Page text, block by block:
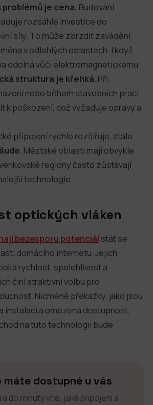
problémů je cena. Budování
rozsáhlé investice do
síly. To může zbrzdit zavádění
v odlehlých oblastech. I když
odolná vůči elektromagnetickému
struktura je křehká . Při
nebo během stavebních prací
k poškození, což vyžaduje opravy a
připojení rychle rozšiřuje, stále
. Městské oblasti mají obvykle
regiony často zůstávají
technologie.
optických vláken
bezesporu potenciál stát se
domácího internetu. Jejich
rychlost, spolehlivost a
činí atraktivní volbu pro
Nicméně překážky, jako jsou
instalaci a omezená dostupnost,
na tuto technologii bude
dostupné u vás
do minuty víte, jaké připojení a